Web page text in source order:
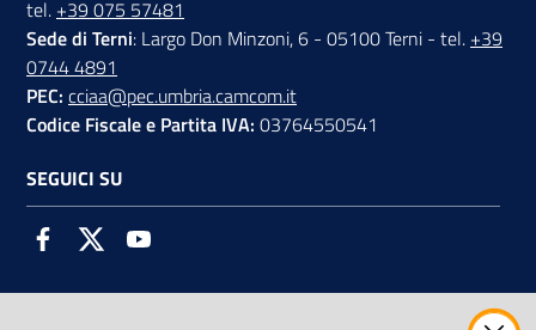
tel. +39 075 57481
Sede di Terni: Largo Don Minzoni, 6 - 05100 Terni - tel. +39
0744 4891
PEC: cciaa@pec.umbria.camcom.it
Codice Fiscale e Partita IVA: 03764550541
SEGUICI SU
FacebookTwitter